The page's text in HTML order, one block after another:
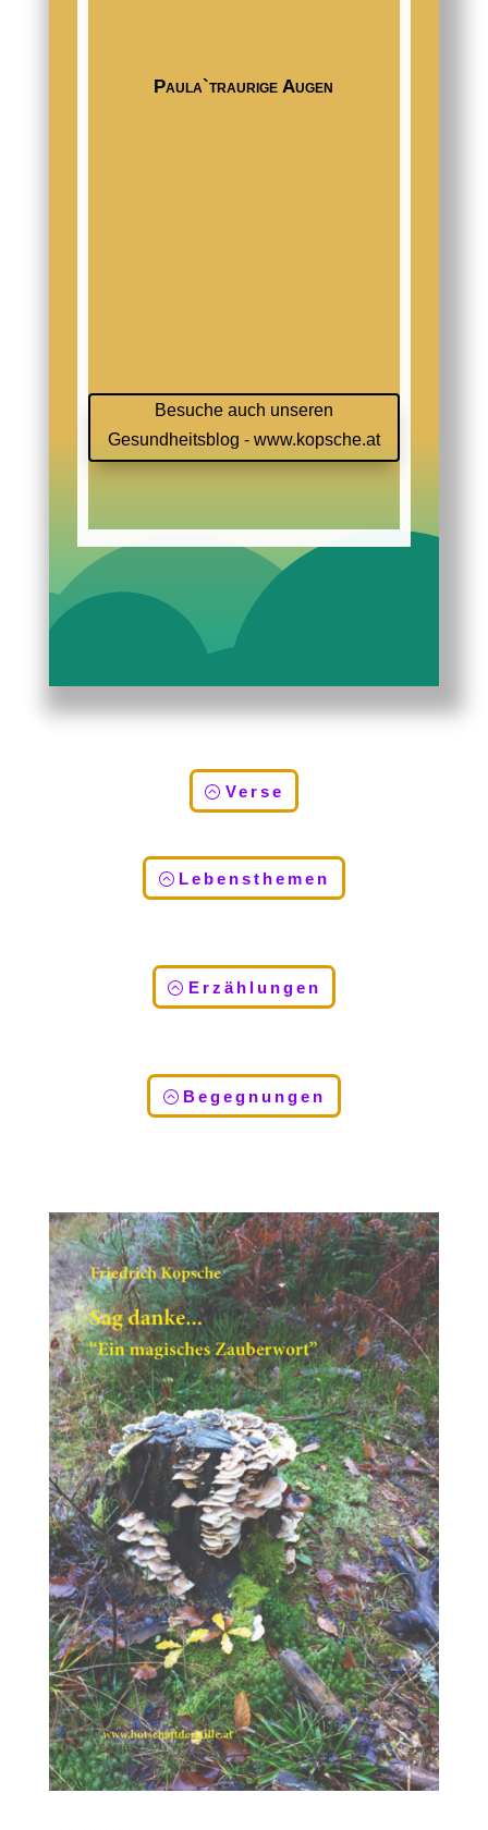
Paula`traurige Augen
Besuche auch unseren
Gesundheitsblog - www.kopsche.at
Verse
Lebensthemen
Erzählungen
Begegnungen